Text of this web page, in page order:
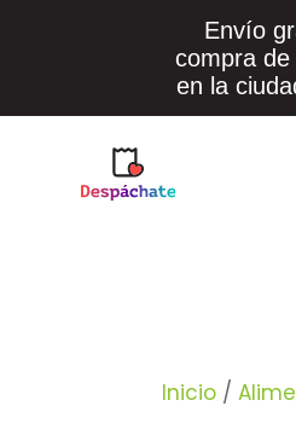
Envío
compra
en la
Inicio /